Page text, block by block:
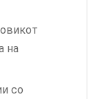
на
со